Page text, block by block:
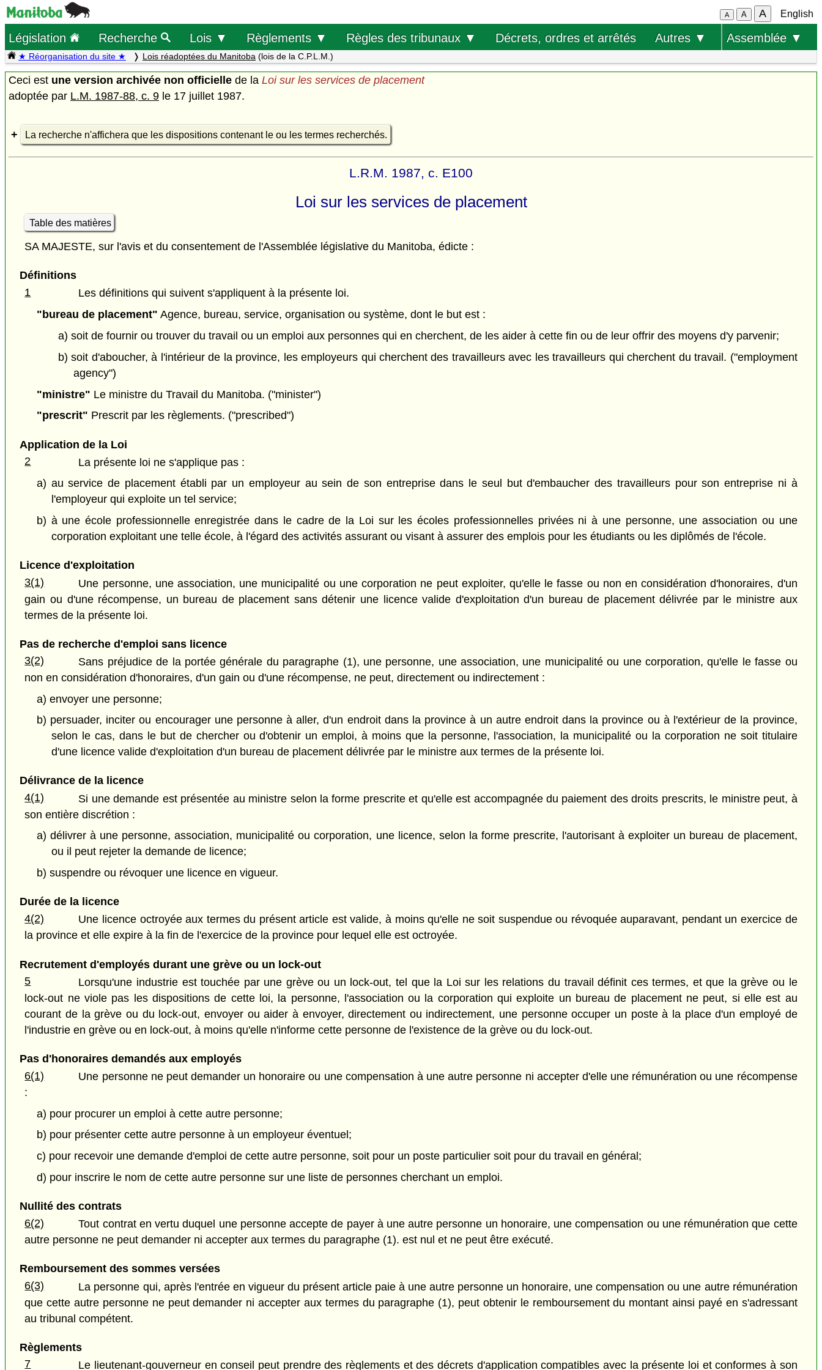
A A A English
Législation Recherche Lois ▼ Règlements ▼ Règles des tribunaux ▼ Décrets, ordres et arrêtés Autres ▼ Assemblée ▼
★ Réorganisation du site ★ Lois réadoptées du Manitoba (lois de la C.P.L.M.)
Ceci est une version archivée non officielle de la Loi sur les services de placement
adoptée par L.M. 1987-88, c. 9 le 17 juillet 1987.
La recherche n'affichera que les dispositions contenant le ou les termes recherchés.
L.R.M. 1987, c. E100
Loi sur les services de placement
Table des matières
SA MAJESTE, sur l'avis et du consentement de l'Assemblée législative du Manitoba, édicte :
Définitions
1
Les définitions qui suivent s'appliquent à la présente loi.
"bureau de placement" Agence, bureau, service, organisation ou système, dont le but est :
a) soit de fournir ou trouver du travail ou un emploi aux personnes qui en cherchent, de les aider à cette fin ou de leur offrir des moyens d'y parvenir;
b) soit d'aboucher, à l'intérieur de la province, les employeurs qui cherchent des travailleurs avec les travailleurs qui cherchent du travail. ("employment
agency")
"ministre" Le ministre du Travail du Manitoba. ("minister")
"prescrit" Prescrit par les règlements. ("prescribed")
Application de la Loi
2
La présente loi ne s'applique pas :
a) au service de placement établi par un employeur au sein de son entreprise dans le seul but d'embaucher des travailleurs pour son entreprise ni à
l'employeur qui exploite un tel service;
b) à une école professionnelle enregistrée dans le cadre de la Loi sur les écoles professionnelles privées ni à une personne, une association ou une
corporation exploitant une telle école, à l'égard des activités assurant ou visant à assurer des emplois pour les étudiants ou les diplômés de l'école.
Licence d'exploitation
3(1)
Une personne, une association, une municipalité ou une corporation ne peut exploiter, qu'elle le fasse ou non en considération d'honoraires, d'un
gain ou d'une récompense, un bureau de placement sans détenir une licence valide d'exploitation d'un bureau de placement délivrée par le ministre aux
termes de la présente loi.
Pas de recherche d'emploi sans licence
3(2)
Sans préjudice de la portée générale du paragraphe (1), une personne, une association, une municipalité ou une corporation, qu'elle le fasse ou
non en considération d'honoraires, d'un gain ou d'une récompense, ne peut, directement ou indirectement :
a) envoyer une personne;
b) persuader, inciter ou encourager une personne à aller, d'un endroit dans la province à un autre endroit dans la province ou à l'extérieur de la province,
selon le cas, dans le but de chercher ou d'obtenir un emploi, à moins que la personne, l'association, la municipalité ou la corporation ne soit titulaire
d'une licence valide d'exploitation d'un bureau de placement délivrée par le ministre aux termes de la présente loi.
Délivrance de la licence
4(1)
Si une demande est présentée au ministre selon la forme prescrite et qu'elle est accompagnée du paiement des droits prescrits, le ministre peut, à
son entière discrétion :
a) délivrer à une personne, association, municipalité ou corporation, une licence, selon la forme prescrite, l'autorisant à exploiter un bureau de placement,
ou il peut rejeter la demande de licence;
b) suspendre ou révoquer une licence en vigueur.
Durée de la licence
4(2)
Une licence octroyée aux termes du présent article est valide, à moins qu'elle ne soit suspendue ou révoquée auparavant, pendant un exercice de
la province et elle expire à la fin de l'exercice de la province pour lequel elle est octroyée.
Recrutement d'employés durant une grève ou un lock-out
5
Lorsqu'une industrie est touchée par une grève ou un lock-out, tel que la Loi sur les relations du travail définit ces termes, et que la grève ou le
lock-out ne viole pas les dispositions de cette loi, la personne, l'association ou la corporation qui exploite un bureau de placement ne peut, si elle est au
courant de la grève ou du lock-out, envoyer ou aider à envoyer, directement ou indirectement, une personne occuper un poste à la place d'un employé de
l'industrie en grève ou en lock-out, à moins qu'elle n'informe cette personne de l'existence de la grève ou du lock-out.
Pas d'honoraires demandés aux employés
6(1)
Une personne ne peut demander un honoraire ou une compensation à une autre personne ni accepter d'elle une rémunération ou une récompense
:
a) pour procurer un emploi à cette autre personne;
b) pour présenter cette autre personne à un employeur éventuel;
c) pour recevoir une demande d'emploi de cette autre personne, soit pour un poste particulier soit pour du travail en général;
d) pour inscrire le nom de cette autre personne sur une liste de personnes cherchant un emploi.
Nullité des contrats
6(2)
Tout contrat en vertu duquel une personne accepte de payer à une autre personne un honoraire, une compensation ou une rémunération que cette
autre personne ne peut demander ni accepter aux termes du paragraphe (1). est nul et ne peut être exécuté.
Remboursement des sommes versées
6(3)
La personne qui, après l'entrée en vigueur du présent article paie à une autre personne un honoraire, une compensation ou une autre rémunération
que cette autre personne ne peut demander ni accepter aux termes du paragraphe (1), peut obtenir le remboursement du montant ainsi payé en s'adressant
au tribunal compétent.
Règlements
7
Le lieutenant-gouverneur en conseil peut prendre des règlements et des décrets d'application compatibles avec la présente loi et conformes à son